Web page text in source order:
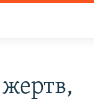
жертв,